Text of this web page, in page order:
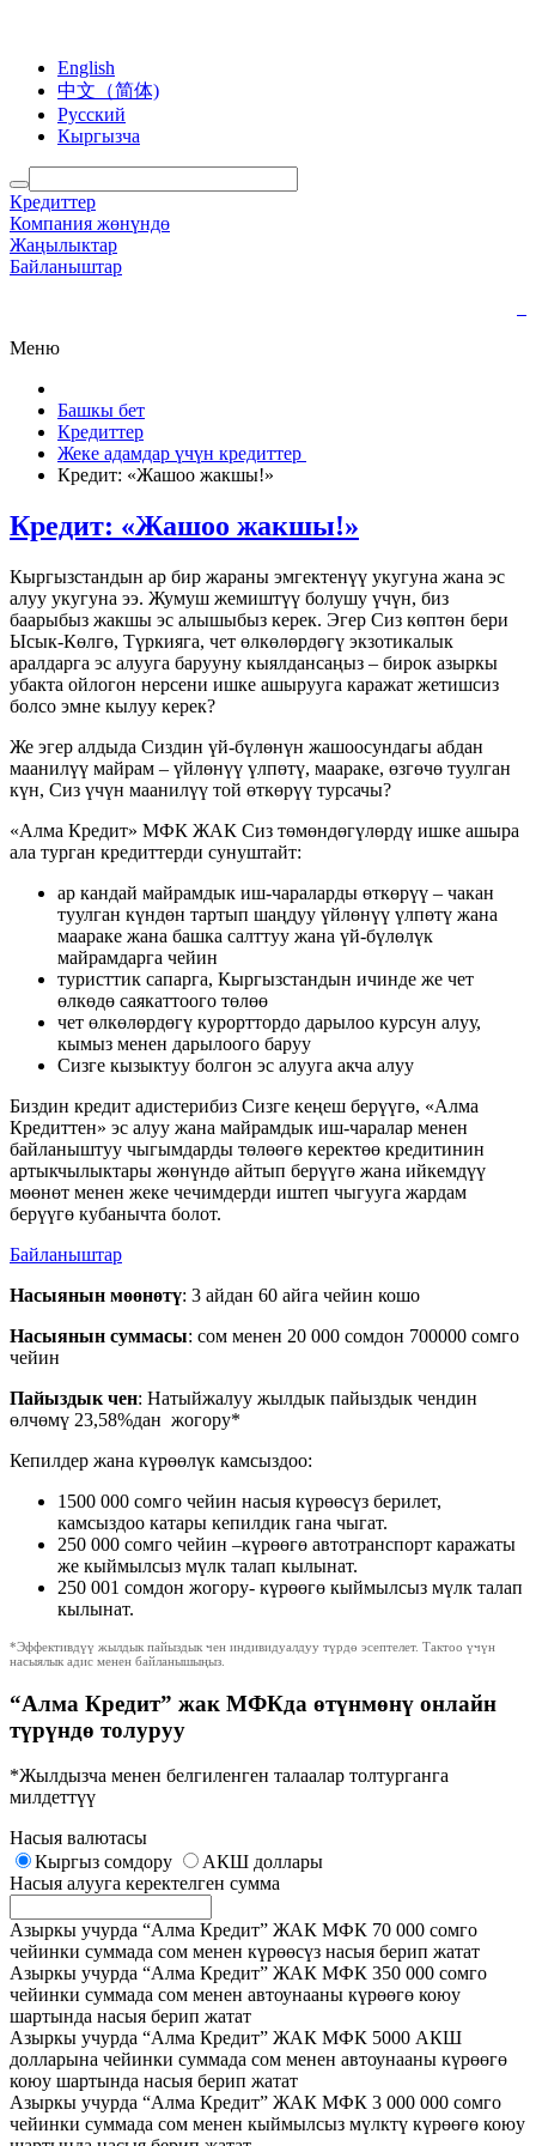
English
中文（简体)
Русский
Кыргызча
Кредиттер
Компания жөнүндө
Жаңылыктар
Байланыштар
Меню
Башкы бет
Кредиттер
Жеке адамдар үчүн кредиттер
Кредит: «Жашоо жакшы!»
Кредит: «Жашоо жакшы!»
Кыргызстандын ар бир жараны эмгектенүү укугуна жана эс
алуу укугуна ээ. Жумуш жемиштүү болушу үчүн, биз
баарыбыз жакшы эс алышыбыз керек. Эгер Сиз көптөн бери
Ысык-Көлгө, Түркияга, чет өлкөлөрдөгү экзотикалык
аралдарга эс алууга барууну кыялдансаңыз – бирок азыркы
убакта ойлогон нерсени ишке ашырууга каражат жетишсиз
болсо эмне кылуу керек?
Же эгер алдыда Сиздин үй-бүлөнүн жашоосундагы абдан
маанилүү майрам – үйлөнүү үлпөтү, маараке, өзгөчө туулган
күн, Сиз үчүн маанилүү той өткөрүү турсачы?
«Алма Кредит» МФК ЖАК Сиз төмөндөгүлөрдү ишке ашыра
ала турган кредиттерди сунуштайт:
ар кандай майрамдык иш-чараларды өткөрүү – чакан
туулган күндөн тартып шаңдуу үйлөнүү үлпөтү жана
маараке жана башка салттуу жана үй-бүлөлүк
майрамдарга чейин
туристтик сапарга, Кыргызстандын ичинде же чет
өлкөдө саякаттоого төлөө
чет өлкөлөрдөгү курорттордо дарылоо курсун алуу,
кымыз менен дарылоого баруу
Сизге кызыктуу болгон эс алууга акча алуу
Биздин кредит адистерибиз Сизге кеңеш берүүгө, «Алма
Кредиттен» эс алуу жана майрамдык иш-чаралар менен
байланыштуу чыгымдарды төлөөгө керектөө кредитинин
артыкчылыктары жөнүндө айтып берүүгө жана ийкемдүү
мөөнөт менен жеке чечимдерди иштеп чыгууга жардам
берүүгө кубанычта болот.
Байланыштар
Насыянын мөөнөтү: 3 айдан 60 айга чейин кошо
Насыянын суммасы: сом менен 20 000 сомдон 700000 сомго
чейин
Пайыздык чен: Натыйжалуу жылдык пайыздык чендин
өлчөмү 23,58%дан жогору*
Кепилдер жана күрөөлүк камсыздоо:
1500 000 сомго чейин насыя күрөөсүз берилет,
камсыздоо катары кепилдик гана чыгат.
250 000 сомго чейин –күрөөгө автотранспорт каражаты
же кыймылсыз мүлк талап кылынат.
250 001 сомдон жогору- күрөөгө кыймылсыз мүлк талап
кылынат.
*Эффективдүү жылдык пайыздык чен индивидуалдуу түрдө эсептелет. Тактоо үчүн
насыялык адис менен байланышыңыз.
“Алма Кредит” жак МФКда өтүнмөнү онлайн
түрүндө толуруу
*Жылдызча менен белгиленген талаалар толтурганга
милдеттүү
Насыя валютасы
Кыргыз сомдору
АКШ доллары
Насыя алууга керектелген сумма
Азыркы учурда “Алма Кредит” ЖАК МФК 70 000 сомго
чейинки суммада сом менен күрөөсүз насыя берип жатат
Азыркы учурда “Алма Кредит” ЖАК МФК 350 000 сомго
чейинки суммада сом менен автоунааны күрөөгө коюу
шартында насыя берип жатат
Азыркы учурда “Алма Кредит” ЖАК МФК 5000 АКШ
долларына чейинки суммада сом менен автоунааны күрөөгө
коюу шартында насыя берип жатат
Азыркы учурда “Алма Кредит” ЖАК МФК 3 000 000 сомго
чейинки суммада сом менен кыймылсыз мүлктү күрөөгө коюу